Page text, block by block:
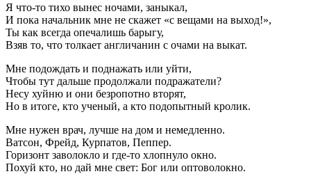
Я что-то тихо вынес ночами, заныкал,
И пока начальник мне не скажет «с вещами на выход!»,
Ты как всегда опечалишь барыгу,
Взяв то, что толкает англичанин с очами на выкат.
Мне подождать и поднажать или уйти,
Чтобы тут дальше продолжали подражатели?
Несу хуйню и они безропотно вторят,
Но в итоге, кто ученый, а кто подопытный кролик.
Мне нужен врач, лучше на дом и немедленно.
Ватсон, Фрейд, Курпатов, Пеппер.
Горизонт заволокло и где-то хлопнуло окно.
Похуй кто, но дай мне свет: Бог или оптоволокно.